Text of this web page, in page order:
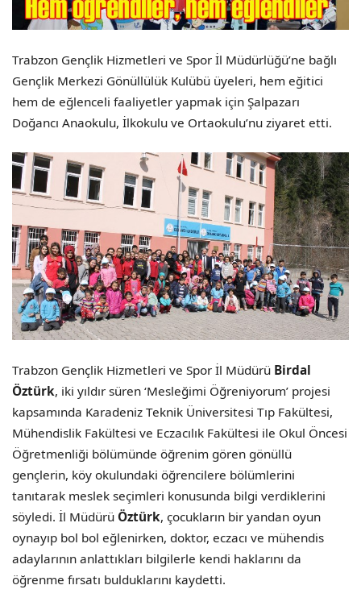
Trabzon Gençlik Hizmetleri ve Spor İl Müdürlüğü’ne bağlı
Gençlik Merkezi Gönüllülük Kulübü üyeleri, hem eğitici
hem de eğlenceli faaliyetler yapmak için Şalpazarı
Doğancı Anaokulu, İlkokulu ve Ortaokulu’nu ziyaret etti.
Trabzon Gençlik Hizmetleri ve Spor İl Müdürü Birdal
Öztürk, iki yıldır süren ‘Mesleğimi Öğreniyorum’ projesi
kapsamında Karadeniz Teknik Üniversitesi Tıp Fakültesi,
Mühendislik Fakültesi ve Eczacılık Fakültesi ile Okul Öncesi
Öğretmenliği bölümünde öğrenim gören gönüllü
gençlerin, köy okulundaki öğrencilere bölümlerini
tanıtarak meslek seçimleri konusunda bilgi verdiklerini
söyledi. İl Müdürü Öztürk, çocukların bir yandan oyun
oynayıp bol bol eğlenirken, doktor, eczacı ve mühendis
adaylarının anlattıkları bilgilerle kendi haklarını da
öğrenme fırsatı bulduklarını kaydetti.